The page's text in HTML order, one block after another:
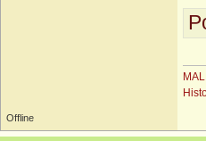
MAL
Offline